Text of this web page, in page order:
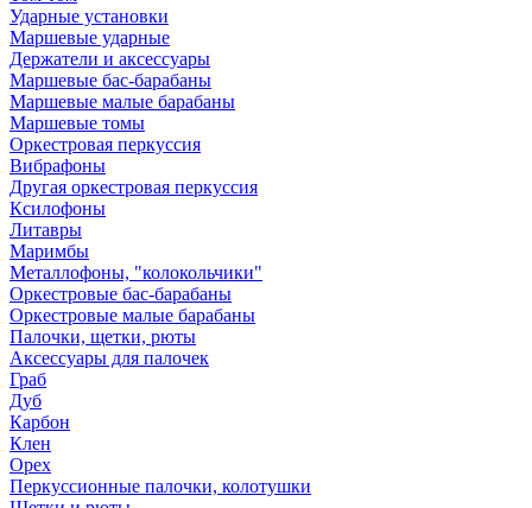
Ударные установки
Маршевые ударные
Держатели и аксессуары
Маршевые бас-барабаны
Маршевые малые барабаны
Маршевые томы
Оркестровая перкуссия
Вибрафоны
Другая оркестровая перкуссия
Ксилофоны
Литавры
Маримбы
Металлофоны, "колокольчики"
Оркестровые бас-барабаны
Оркестровые малые барабаны
Палочки, щетки, рюты
Аксессуары для палочек
Граб
Дуб
Карбон
Клен
Орех
Перкуссионные палочки, колотушки